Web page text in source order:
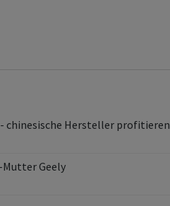
chinesische Hersteller profitieren
Geely